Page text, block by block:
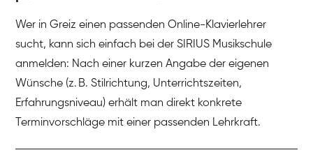
Wer in Greiz einen passenden Online-Klavierlehrer
sucht, kann sich einfach bei der SIRIUS Musikschule
anmelden: Nach einer kurzen Angabe der eigenen
Wünsche (z. B. Stilrichtung, Unterrichtszeiten,
Erfahrungsniveau) erhält man direkt konkrete
Terminvorschläge mit einer passenden Lehrkraft.